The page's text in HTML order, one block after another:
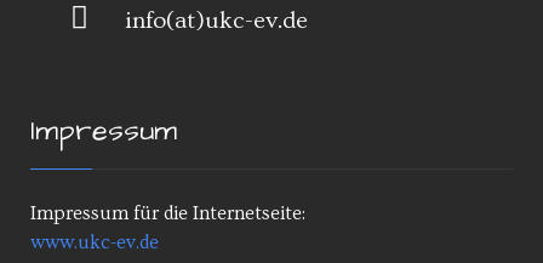
info(at)ukc-ev.de
Impressum
Impressum für die Internetseite:
www.ukc-ev.de